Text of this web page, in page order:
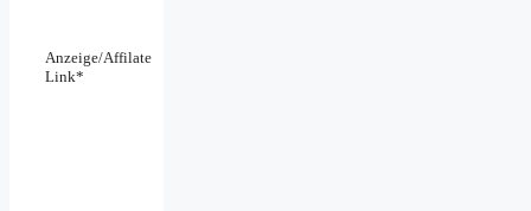
Anzeige/Affilate
Link*